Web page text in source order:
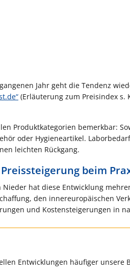
Jahr geht die Tendenz
(Erläuterung zum Preisindex s.
Produktkategorien bemerkbar:
oder Hygieneartikel.
leichten Rückgang.
beim
hat diese Entwicklung
den innereuropäischen
und Kostensteigerungen in
Entwicklungen häufiger unsere